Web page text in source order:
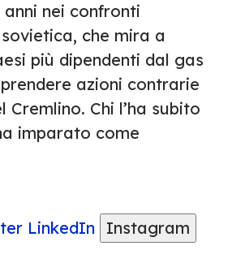
nei confronti
che mira a
più dipendenti dal gas
azioni contrarie
Cremlino. Chi l’ha subito
imparato come
LinkedIn
Instagram